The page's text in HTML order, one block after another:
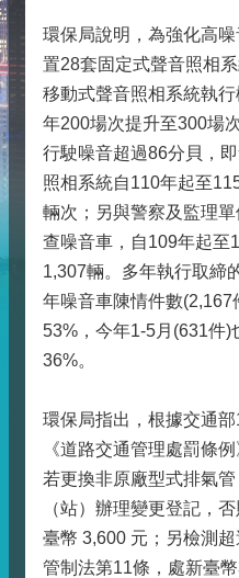
環保局說明，為強化高
置28套固定式聲音照相
移動式聲音照相系統執
年200場次提升至300場
行駛噪音超過86分貝，
照相系統自110年起至
輛次；另與警察及監理
查噪音車，自109年起至
1,307輛。多年執行取締
年噪音車陳情件數
53%，今年1-5月(631件)
36%。
環保局指出，根據交通
《道路交通管理處罰條
若更換非原廠型式排氣
（站）辦理變更登記，
臺幣 3,600 元；另檢測
管制法第11條，處新臺